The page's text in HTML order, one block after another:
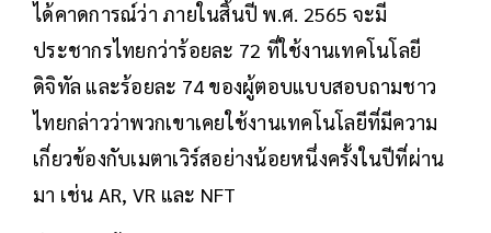
ได้คาดการณ์ว่า ภายในสิ้นปี พ.ศ. 2565 จะมี
ประชากรไทยกว่าร้อยละ 72 ที่ใช้งานเทคโนโลยี
ดิจิทัล และร้อยละ 74 ของผู้ตอบแบบสอบถามชาว
ไทยกล่าวว่าพวกเขาเคยใช้งานเทคโนโลยีที่มีความ
เกี่ยวข้องกับเมตาเวิร์สอย่างน้อยหนึ่งครั้งในปีที่ผ่าน
มา เช่น AR, VR และ NFT